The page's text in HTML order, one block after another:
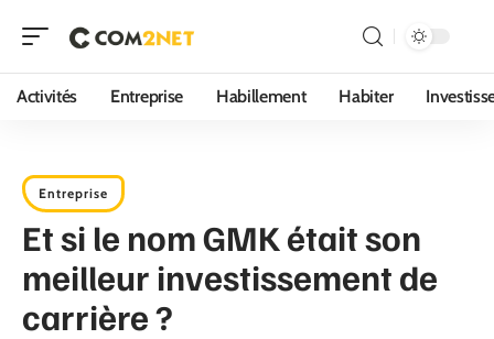
Activités Entreprise Habillement Habiter
Entreprise
Et si le nom GMK était son
meilleur investissement de
carrière ?